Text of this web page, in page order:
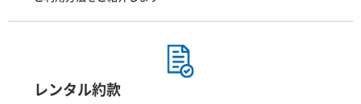
レンタル約款